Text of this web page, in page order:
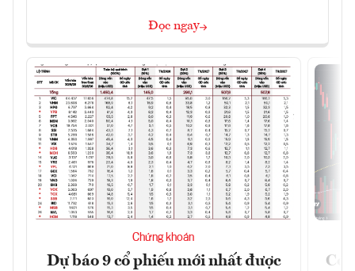
Đọc ngay
Chứng khoán
Dự báo 9 cổ phiếu mới nhất được
Có